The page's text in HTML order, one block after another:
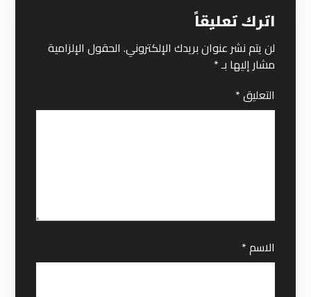
اترك تعليقاً
لن يتم نشر عنوان بريدك الإلكتروني. الحقول الإلزامية
مشار إليها بـ*
التعليق*
الاسم*